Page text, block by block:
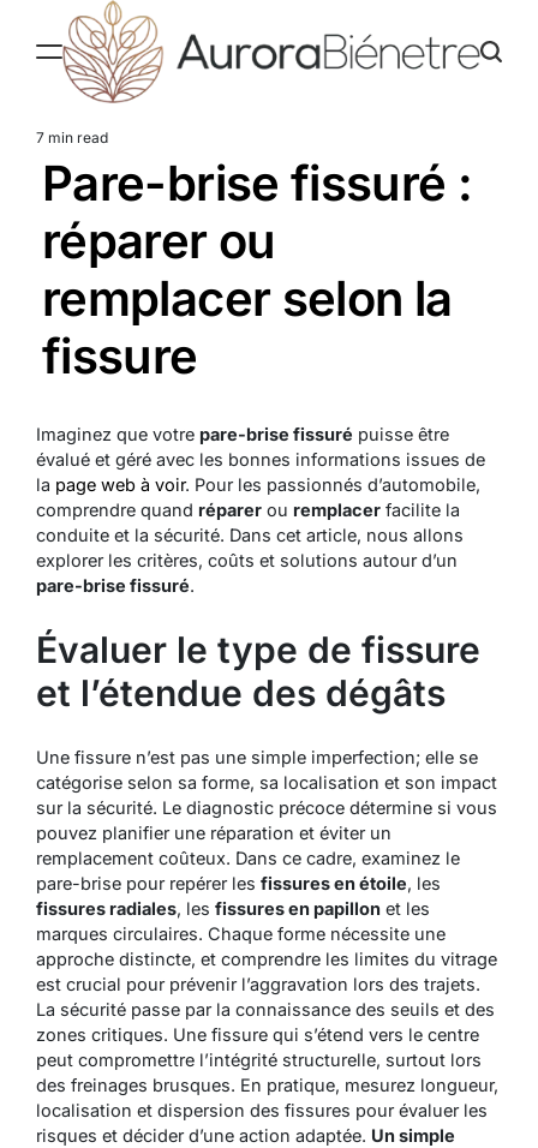
content
Estimated
read
time
7 min read
Pare-brise fissuré :
réparer ou
remplacer selon la
fissure
Imaginez que votre pare-brise fissuré puisse être
évalué et géré avec les bonnes informations issues de
la page web à voir. Pour les passionnés d’automobile,
comprendre quand réparer ou remplacer facilite la
conduite et la sécurité. Dans cet article, nous allons
explorer les critères, coûts et solutions autour d’un
pare-brise fissuré.
Évaluer le type de fissure
et l’étendue des dégâts
Une fissure n’est pas une simple imperfection; elle se
catégorise selon sa forme, sa localisation et son impact
sur la sécurité. Le diagnostic précoce détermine si vous
pouvez planifier une réparation et éviter un
remplacement coûteux. Dans ce cadre, examinez le
pare-brise pour repérer les fissures en étoile, les
fissures radiales, les fissures en papillon et les
marques circulaires. Chaque forme nécessite une
approche distincte, et comprendre les limites du vitrage
est crucial pour prévenir l’aggravation lors des trajets.
La sécurité passe par la connaissance des seuils et des
zones critiques. Une fissure qui s’étend vers le centre
peut compromettre l’intégrité structurelle, surtout lors
des freinages brusques. En pratique, mesurez longueur,
localisation et dispersion des fissures pour évaluer les
risques et décider d’une action adaptée. Un simple